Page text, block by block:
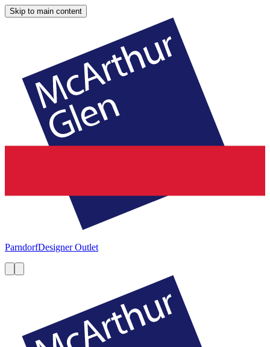
Skip to main content
ParndorfDesigner Outlet